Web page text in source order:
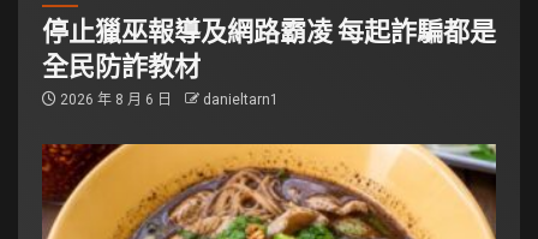
停止獵巫報導及網路霸凌 每起詐騙都是
全民防詐教材
2026 年 8 月 6 日 danieltarn1